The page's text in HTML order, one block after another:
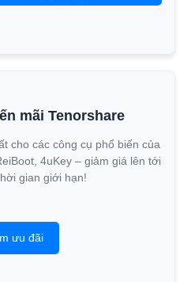
mãi Tenorshare
cho các công cụ phổ biến của
4uKey – giảm giá lên tới
gian giới hạn!
ưu đãi